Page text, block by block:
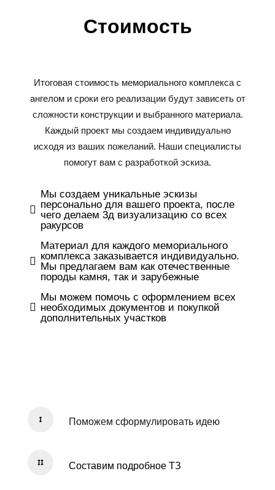
Стоимость
Итоговая стоимость мемориального комплекса с
ангелом и сроки его реализации будут зависеть от
сложности конструкции и выбранного материала.
Каждый проект мы создаем индивидуально
исходя из ваших пожеланий. Наши специалисты
помогут вам с разработкой эскиза.
Мы создаем уникальные эскизы
персонально для вашего проекта, после
чего делаем 3д визуализацию со всех
ракурсов
Материал для каждого мемориального
комплекса заказывается индивидуально.
Мы предлагаем вам как отечественные
породы камня, так и зарубежные
Мы можем помочь с оформлением всех
необходимых документов и покупкой
дополнительных участков
Поможем сформулировать идею
Составим подробное ТЗ